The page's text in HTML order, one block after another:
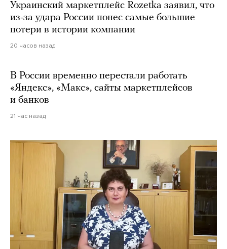
Украинский маркетплейс Rozetka заявил, что
из-за удара России понес самые большие
потери в истории компании
20 часов назад
В России временно перестали работать
«Яндекс», «Макс», сайты маркетплейсов
и банков
21 час назад